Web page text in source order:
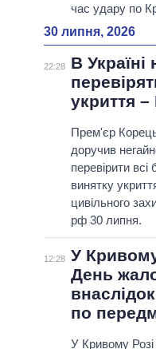
час удару по
30 липня, 2026
22:28
В Україні
укриття
Прем'єр
доручив
перевірити всі
винятку
цивільного
рф 30 липня.
12:28 У
День
по
У Кривому